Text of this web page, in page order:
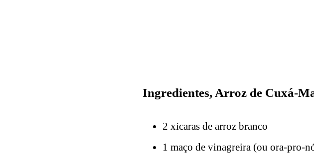
Ingredientes, Arroz de Cuxá-
2 xícaras de arroz branco
1 maço de vinagreira (ou ora-pro-